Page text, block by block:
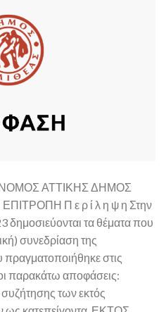
ΑΤΤΙΚΗΣ ΔΗΜΟΣ
Π ε ρ ί λ η ψ η Στην
τα θέματα που
συνεδρίαση της
στις
παρακάτω αποφάσεις:
των εκτός